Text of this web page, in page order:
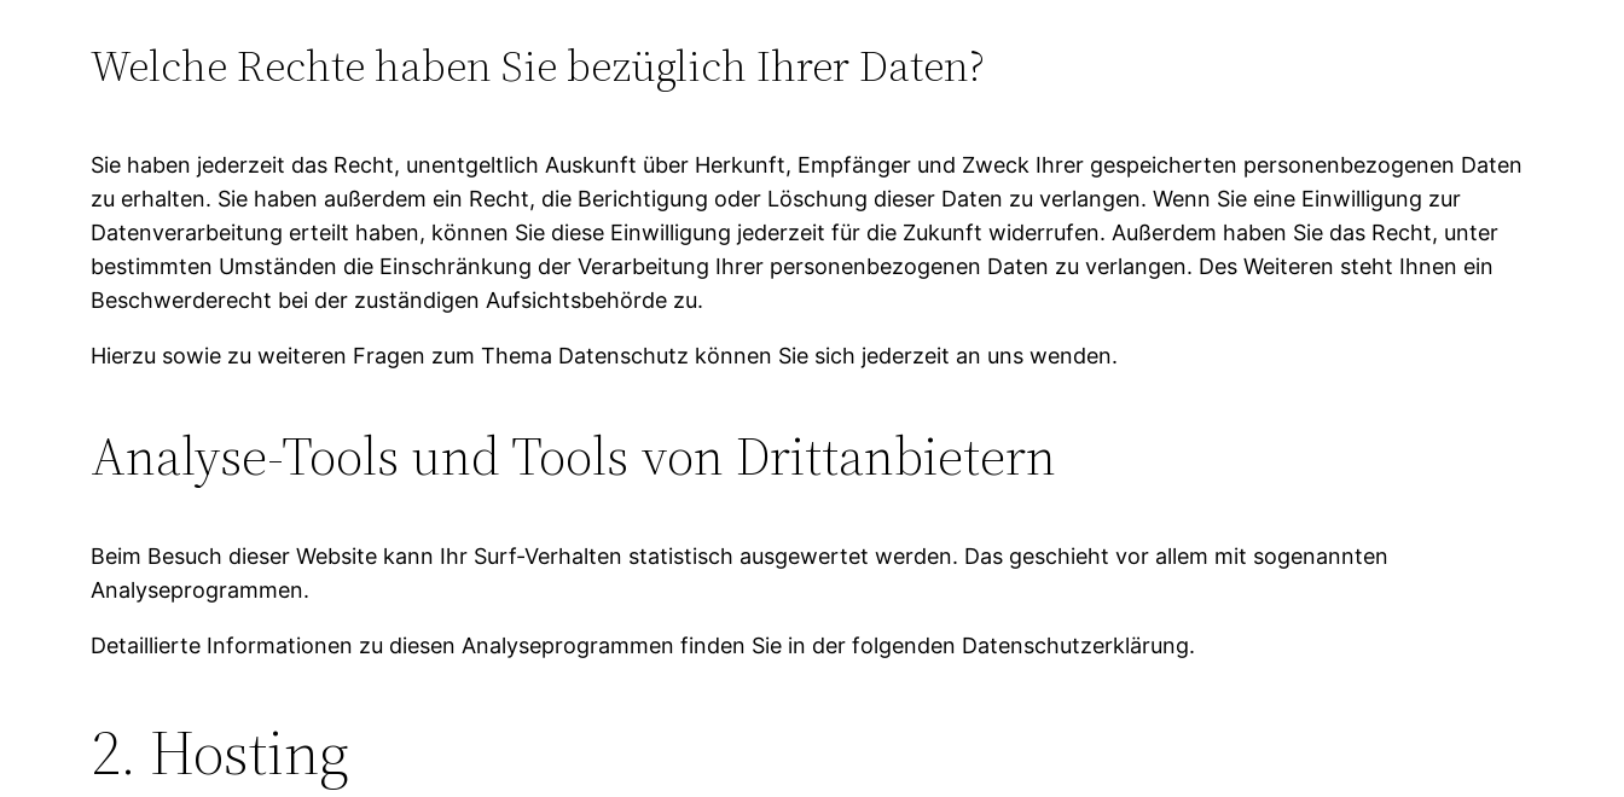
Welche Rechte haben Sie bezüglich Ihrer Daten?
Sie haben jederzeit das Recht, unentgeltlich Auskunft über Herkunft, Empfänger und Zweck Ihrer gespeicherten personenbezogenen Daten
zu erhalten. Sie haben außerdem ein Recht, die Berichtigung oder Löschung dieser Daten zu verlangen. Wenn Sie eine Einwilligung zur
Datenverarbeitung erteilt haben, können Sie diese Einwilligung jederzeit für die Zukunft widerrufen. Außerdem haben Sie das Recht, unter
bestimmten Umständen die Einschränkung der Verarbeitung Ihrer personenbezogenen Daten zu verlangen. Des Weiteren steht Ihnen ein
Beschwerderecht bei der zuständigen Aufsichtsbehörde zu.
Hierzu sowie zu weiteren Fragen zum Thema Datenschutz können Sie sich jederzeit an uns wenden.
Analyse-Tools und Tools von Dritt­anbietern
Beim Besuch dieser Website kann Ihr Surf-Verhalten statistisch ausgewertet werden. Das geschieht vor allem mit sogenannten
Analyseprogrammen.
Detaillierte Informationen zu diesen Analyseprogrammen finden Sie in der folgenden Datenschutzerklärung.
2. Hosting